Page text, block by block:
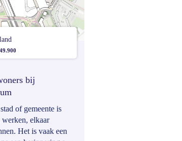
49.900
bij
of gemeente is
werken, elkaar
Het is vaak een